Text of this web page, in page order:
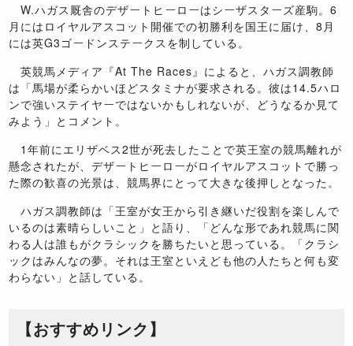
W.ハガス厩舎のデザートヒーローはシーザスターズ産駒。6
月にはロイヤルアスコット開催での初勝利を国王に届け、8 月
には英G3 ゴードンステークスを制している。
英競馬メディア『At The Races 』によると、ハガス調教師
は「馬場が柔らかいほどスタミナが要求される。彼は14.5ハロ
ンで強いステイヤーではないかもしれないが、どうなるか見て
みよう」とコメント。
1年前にエリザベス2世が死去したことで英王室の競馬離れが
懸念されたが、デザートヒーローがロイヤルアスコットで勝っ
た際の歓喜の光景は、競馬界にとって大きな後押しとなった。
ハガス調教師は「王室が女王から引き継いだ役割を楽しんで
いるのは素晴らしいこと」と語り、「どんな形であれ競馬に関
わる人は誰もがクラシックを勝ちたいと思っている。「クラシ
ックはみんなの夢。それは王室といえども他の人たちと何も変
わらない」と話している。
【おすすめリンク】